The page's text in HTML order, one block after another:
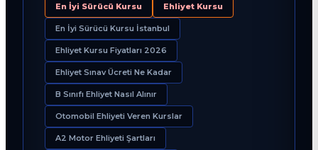
En İyi Sürücü Kursu Ehliyet Kursu
En İyi Sürücü Kursu İstanbul
Ehliyet Kursu Fiyatları 2026
Ehliyet Sınav Ücreti Ne Kadar
B Sınıfı Ehliyet Nasıl Alınır
Otomobil Ehliyeti Veren Kurslar
A2 Motor Ehliyeti Şartları